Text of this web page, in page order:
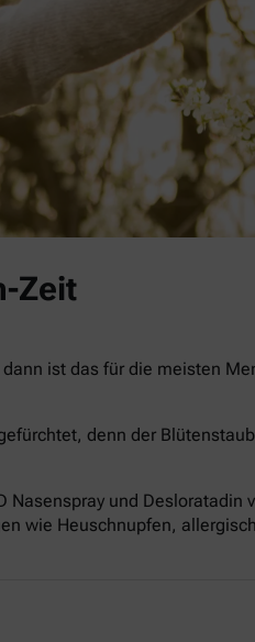
Zeit
ist das für die meisten
denn der
Nasenspray und Desloratadin
wie Heuschnupfen,